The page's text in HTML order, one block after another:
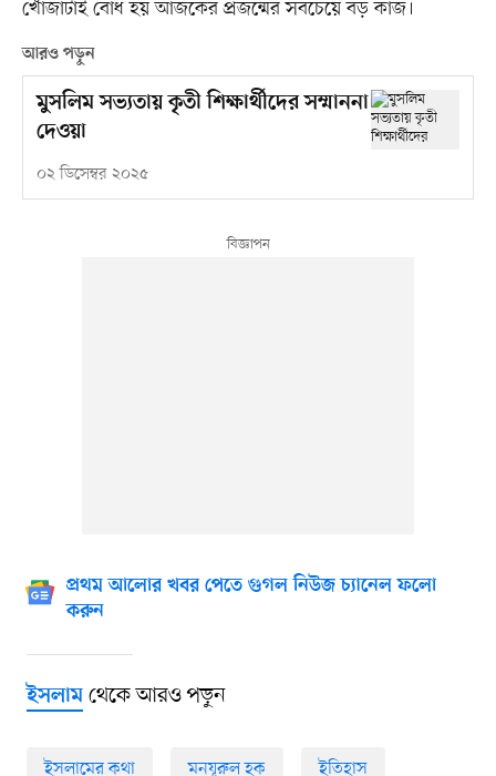
খোঁজাটাই বোধ হয় আজকের প্রজন্মের সবচেয়ে বড় কাজ।
আরও পড়ুন
মুসলিম সভ্যতায় কৃতী শিক্ষার্থীদের সম্মাননা
দেওয়া
০২ ডিসেম্বর ২০২৫
প্রথম আলোর খবর পেতে গুগল নিউজ চ্যানেল ফলো
করুন
ইসলামথেকে আরও পড়ুন
ইসলামের কথা মনযূরুল হক ইতিহাস